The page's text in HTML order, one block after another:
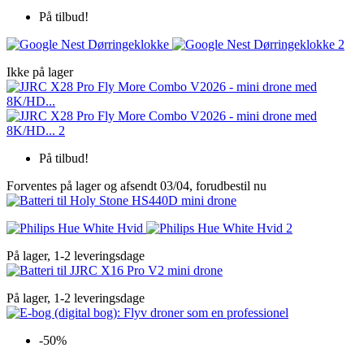
På tilbud!
Ikke på lager
På tilbud!
Forventes på lager og afsendt 03/04, forudbestil nu
På lager, 1-2 leveringsdage
På lager, 1-2 leveringsdage
-50%